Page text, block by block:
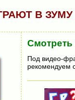
В
Смотреть
Под видео-
рекомендуем